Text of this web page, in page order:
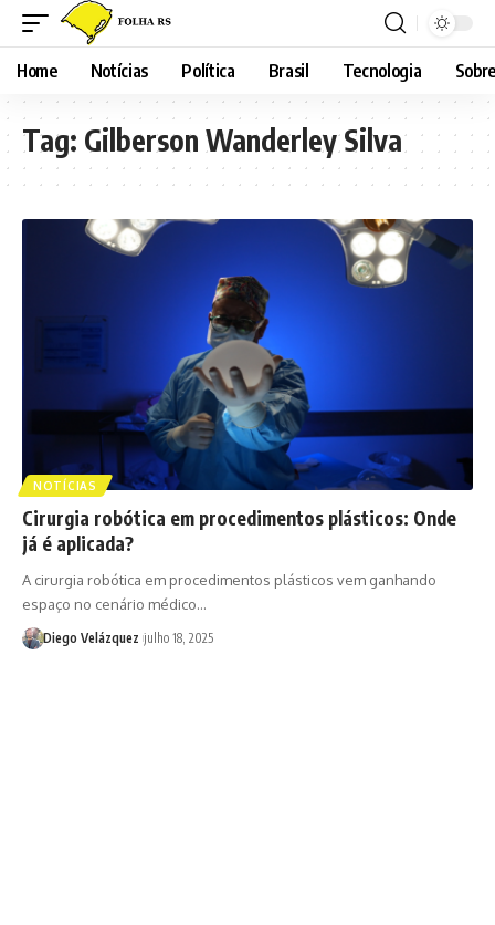
Home Notícias Política Brasil Tecnologia
Tag: Gilberson Wanderley Silva
NOTÍCIAS
Cirurgia robótica em procedimentos plásticos: Onde
já é aplicada?
A cirurgia robótica em procedimentos plásticos vem ganhando
espaço no cenário médico…
Diego Velázquez julho 18, 2025